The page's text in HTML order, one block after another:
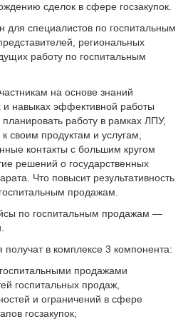
сделок в сфере госзакупок.
для специалистов по госпитальным
региональных
работу по госпитальным
на основе знаний
и навыках эффективной работы
работу в рамках ЛПУ,
своим продуктам и услугам,
контакты с большим кругом
решений о государственных
Что повысит результативность
продажам.
по госпитальным продажам —
получат в комплексе 3 компонента:
продажами
госпитальных продаж,
и ограничений в сфере
госзакупок;